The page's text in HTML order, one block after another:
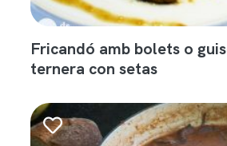
Fricandó amb bolets o
ternera con setas